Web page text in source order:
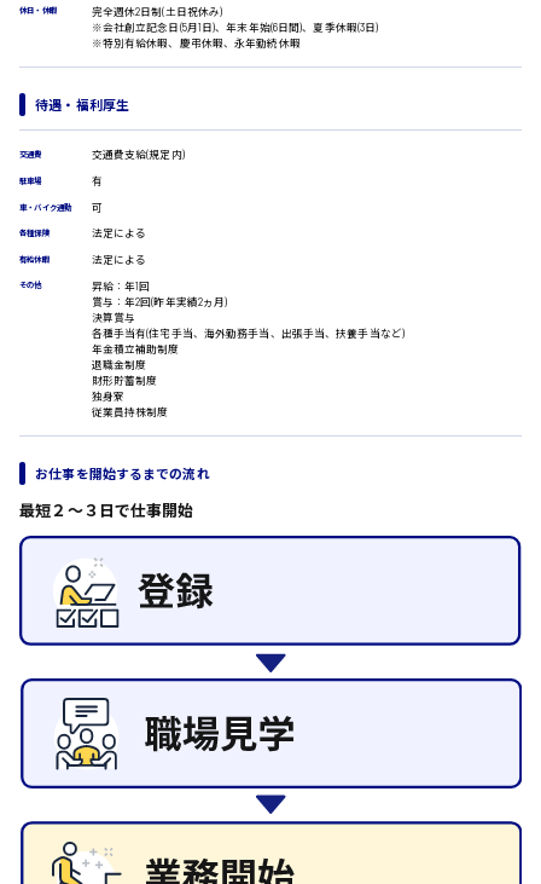
システムエンジニア
プログラマー
接客
ラウンダー営業
ルート営業
その他の専門職
施設管理・整備
自動車整備士
広島市安芸区
安芸高田市
山県郡
安芸太田町
時給制すべて
日給8000円～
日給9000円～
休日・休暇
完全週休2日制(土日祝休み)
※会社創立記念日(5月1日)、年末年始(6日間)、夏季休暇(3日)
※特別有給休暇、慶弔休暇、永年勤続休暇
待遇・福利厚生
交通費 交通費支給(規定内)
駐車場 有
車・バイク通勤 可
各種保険 法定による
有給休暇 法定による
その他
昇給：年1回
賞与：年2回(昨年実績2ヵ月)
決算賞与
各種手当有(住宅手当、海外勤務手当、出張手当、扶養手当など)
年金積立補助制度
退職金制度
財形貯蓄制度
独身寮
従業員持株制度
お仕事を開始するまでの流れ
最短２〜３日で仕事開始